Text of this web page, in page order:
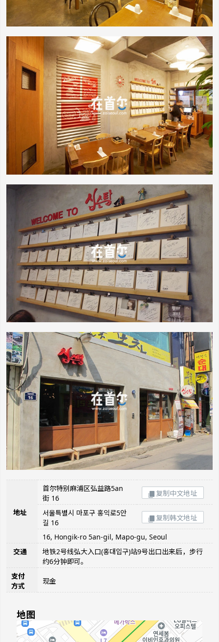
地址
首尔特别麻浦区弘益路5an
街 16
复制中文地址
서울특별시 마포구 홍익로5안
길 16
复制韩文地址
16, Hongik-ro 5an-gil, Mapo-gu, Seoul
交通
地铁2号线弘大入口(홍대입구)站9号出口出来后，步行
约6分钟即可。
支付
方式
现金
地图